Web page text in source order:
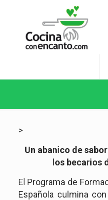
>
Un abanico de
los becarios
El Programa de
Española culmina